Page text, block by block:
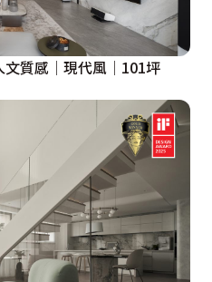
文質感│現代風│101坪